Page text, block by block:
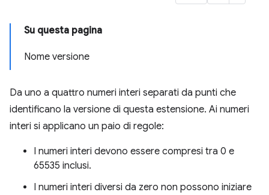
Su questa pagina
Nome versione
Da uno a quattro numeri interi separati da punti che
identificano la versione di questa estensione. Ai numeri
interi si applicano un paio di regole:
I numeri interi devono essere compresi tra 0 e
65535 inclusi.
I numeri interi diversi da zero non possono iniziare